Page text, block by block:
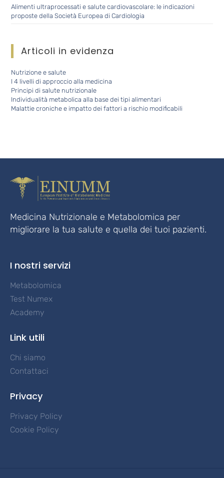
Alimenti ultraprocessati e salute cardiovascolare: le indicazioni
proposte della Società Europea di Cardiologia
Articoli in evidenza
Nutrizione e salute
I 4 livelli di approccio alla medicina
Principi di salute nutrizionale
Individualità metabolica alla base dei tipi alimentari
Malattie croniche e impatto dei fattori a rischio modificabili
Medicina Nutrizionale e Metabolomica per
migliorare la tua salute e quella dei tuoi pazienti.
I nostri servizi
Metabolomica
Test Numex
Academy
Link utili
Chi siamo
Contattaci
Privacy
Privacy Policy
Cookie Policy